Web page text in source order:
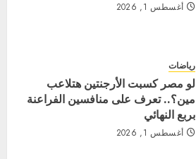
أغسطس 1, 2026
رياضات
لو مصر كسبت الأرجنتين هتلاعب
مين؟.. تعرف على منافسين الفراعنة
بربع النهائي
أغسطس 1, 2026